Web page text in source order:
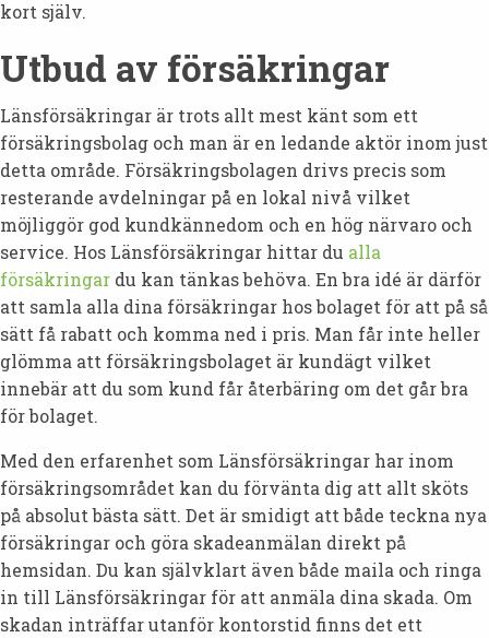
kort själv.
Utbud av försäkringar
Länsförsäkringar är trots allt mest känt som ett
försäkringsbolag och man är en ledande aktör inom just
detta område. Försäkringsbolagen drivs precis som
resterande avdelningar på en lokal nivå vilket
möjliggör god kundkännedom och en hög närvaro och
service. Hos Länsförsäkringar hittar du alla
försäkringar du kan tänkas behöva. En bra idé är därför
att samla alla dina försäkringar hos bolaget för att på så
sätt få rabatt och komma ned i pris. Man får inte heller
glömma att försäkringsbolaget är kundägt vilket
innebär att du som kund får återbäring om det går bra
för bolaget.
Med den erfarenhet som Länsförsäkringar har inom
försäkringsområdet kan du förvänta dig att allt sköts
på absolut bästa sätt. Det är smidigt att både teckna nya
försäkringar och göra skadeanmälan direkt på
hemsidan. Du kan självklart även både maila och ringa
in till Länsförsäkringar för att anmäla dina skada. Om
skadan inträffar utanför kontorstid finns det ett